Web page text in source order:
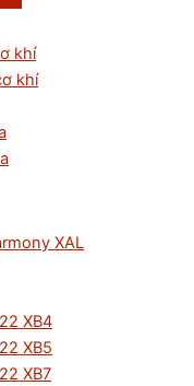
khí
khí
XAL
XB4
XB5
XB7